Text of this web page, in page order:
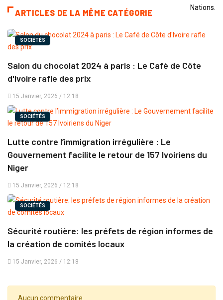
ARTICLES DE LA MÊME CATÉGORIE
SOCIÉTÉS
Salon du chocolat 2024 à paris : Le Café de Côte
d'Ivoire rafle des prix
15 Janvier, 2026 / 12:18
SOCIÉTÉS
Lutte contre l’immigration irrégulière : Le
Gouvernement facilite le retour de 157 Ivoiriens du
Niger
15 Janvier, 2026 / 12:18
SOCIÉTÉS
Sécurité routière: les préfets de région informes de
la création de comités locaux
15 Janvier, 2026 / 12:18
Aucun commentaire